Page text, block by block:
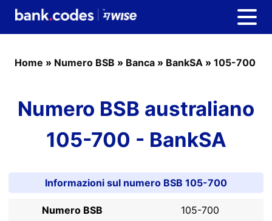
Home » Numero BSB » Banca » BankSA » 105-700
Numero BSB australiano
105-700 - BankSA
Informazioni sul numero BSB 105-700
Numero BSB
105-700